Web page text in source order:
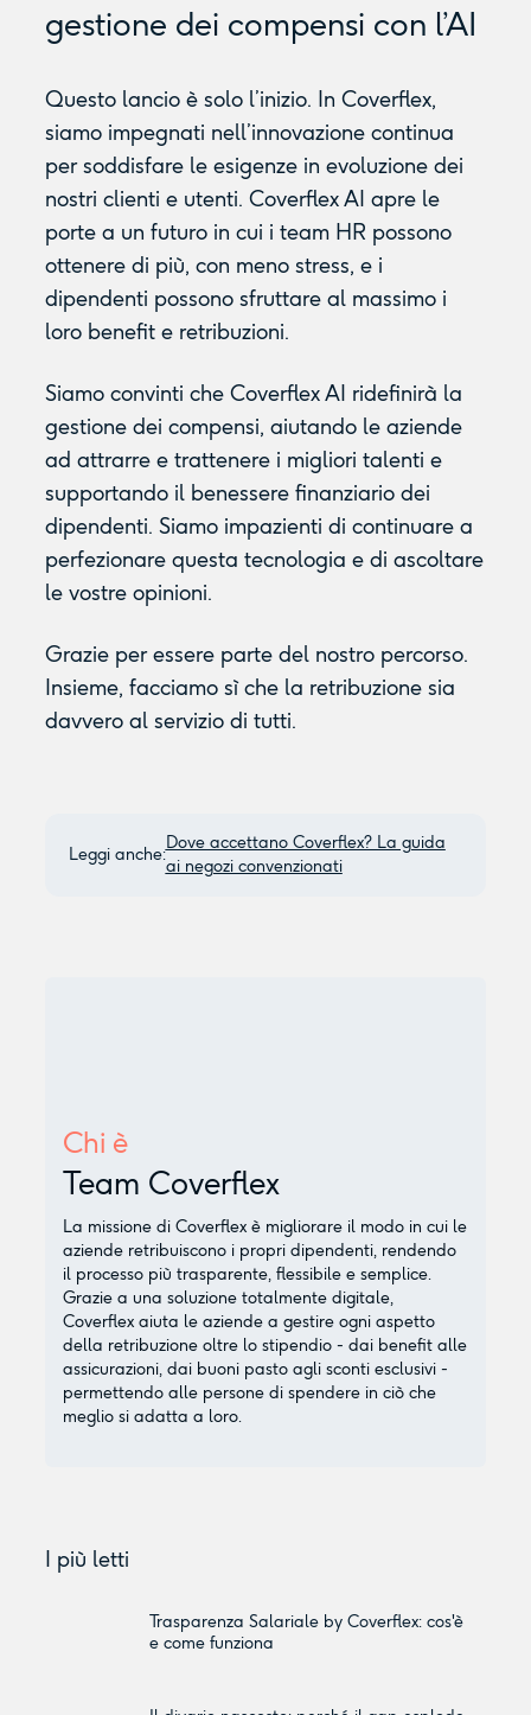
gestione dei compensi con l’AI
Questo lancio è solo l’inizio. In Coverflex,
siamo impegnati nell’innovazione continua
per soddisfare le esigenze in evoluzione dei
nostri clienti e utenti. Coverflex AI apre le
porte a un futuro in cui i team HR possono
ottenere di più, con meno stress, e i
dipendenti possono sfruttare al massimo i
loro benefit e retribuzioni.
Siamo convinti che Coverflex AI ridefinirà la
gestione dei compensi, aiutando le aziende
ad attrarre e trattenere i migliori talenti e
supportando il benessere finanziario dei
dipendenti. Siamo impazienti di continuare a
perfezionare questa tecnologia e di ascoltare
le vostre opinioni.
Grazie per essere parte del nostro percorso.
Insieme, facciamo sì che la retribuzione sia
davvero al servizio di tutti.
Leggi anche:
Dove accettano Coverflex? La guida
ai negozi convenzionati
Chi è
Team Coverflex
La missione di Coverflex è migliorare il modo in cui le
aziende retribuiscono i propri dipendenti, rendendo
il processo più trasparente, flessibile e semplice.
Grazie a una soluzione totalmente digitale,
Coverflex aiuta le aziende a gestire ogni aspetto
della retribuzione oltre lo stipendio - dai benefit alle
assicurazioni, dai buoni pasto agli sconti esclusivi -
permettendo alle persone di spendere in ciò che
meglio si adatta a loro.
I più letti
Trasparenza Salariale by Coverflex: cos'è
e come funziona